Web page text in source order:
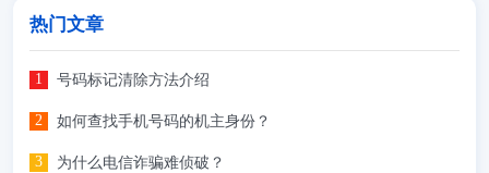
热门文章
号码标记清除方法介绍
如何查找手机号码的机主身份？
为什么电信诈骗难侦破？